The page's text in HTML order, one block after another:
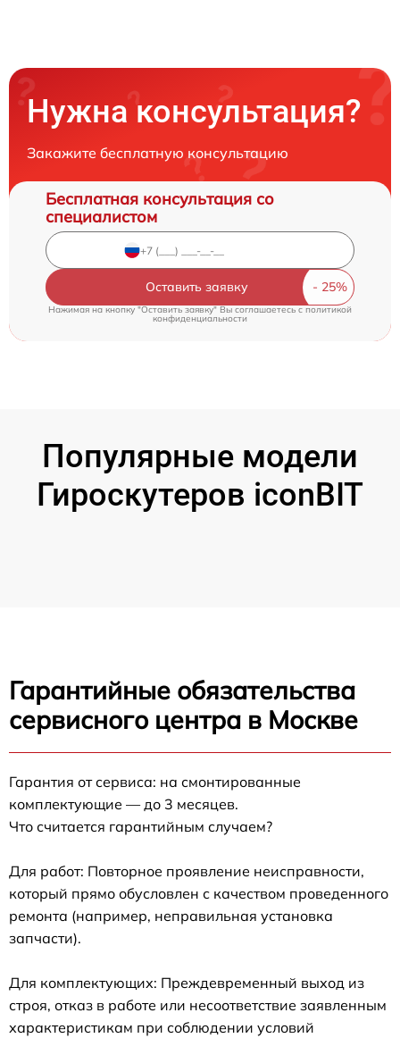
Нужна консультация?
Закажите бесплатную консультацию
Бесплатная консультация со
специалистом
Оставить заявку
Нажимая на кнопку "Оставить заявку" Вы соглашаетесь c политикой
конфиденциальности
Популярные модели
Гироскутеров iconBIT
Гарантийные обязательства
сервисного центра в Москве
Гарантия от сервиса: на смонтированные
комплектующие — до 3 месяцев.
Что считается гарантийным случаем?
Для работ: Повторное проявление неисправности,
который прямо обусловлен с качеством проведенного
ремонта (например, неправильная установка
запчасти).
Для комплектующих: Преждевременный выход из
строя, отказ в работе или несоответствие заявленным
характеристикам при соблюдении условий